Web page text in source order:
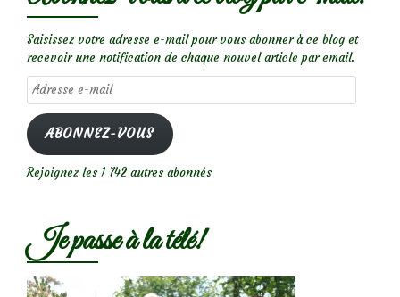
Saisissez votre adresse e-mail pour vous abonner à ce blog et
recevoir une notification de chaque nouvel article par email.
Adresse
e-
mail
ABONNEZ-VOUS
Rejoignez les 1 742 autres abonnés
Je passe à la télé!